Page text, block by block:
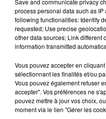
7 août
WEEK-
6 août
process personal data such as
following functionalities: Identify
requested; Use precise
other data sources; Link different
information transmitted
Vous pouvez accepter en
sélectionnant les finalités et/ou
Vous pouvez également refuser
accepter". Vos préférences ne
pouvez mettre à jour vos choix,
moment via le lien "Gérer les